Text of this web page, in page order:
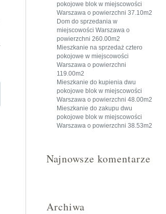
pokojowe blok w miejscowości
Warszawa o powierzchni 37.10m2
Dom do sprzedania w
miejscowości Warszawa o
powierzchni 260.00m2
Mieszkanie na sprzedaż cztero
pokojowe w miejscowości
Warszawa o powierzchni
119.00m2
Mieszkanie do kupienia dwu
pokojowe blok w miejscowości
Warszawa o powierzchni 48.00m2
Mieszkanie do zakupu dwu
pokojowe blok w miejscowości
Warszawa o powierzchni 38.53m2
Najnowsze komentarze
Archiwa